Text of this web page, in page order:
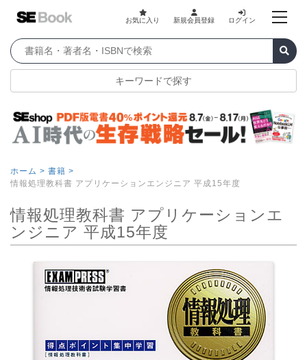
お気に入り 新規会員登録 ログイン
キーワードで探す
ホーム > 書籍 >
情報処理教科書 アプリケーションエンジニア 平成15年度
情報処理教科書 アプリケーションエ
ンジニア 平成15年度